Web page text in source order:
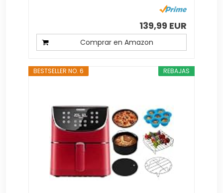
139,99 EUR
Comprar en Amazon
REBAJAS
BESTSELLER NO. 6